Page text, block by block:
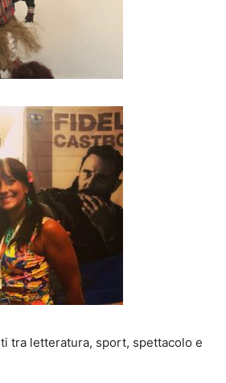
tra letteratura, sport, spettacolo e